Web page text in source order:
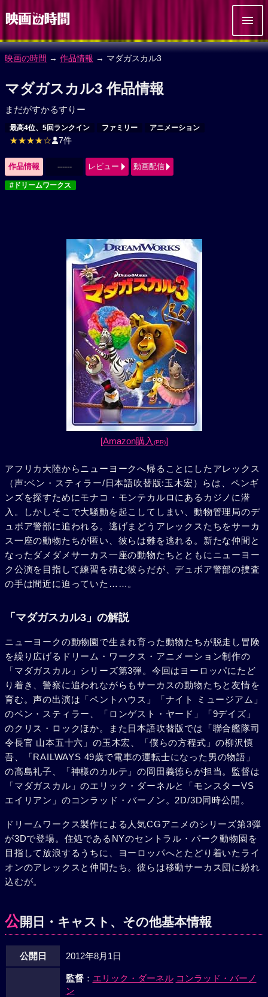
映画の時間 → 作品情報 → マダガスカル3
マダガスカル3 作品情報
まだがすかるすりー
最高4位、5回ランクイン ファミリー アニメーション
★★★★☆ 7件
作品情報 ------ レビュー 動画配信
#ドリームワークス
[Amazon購入 (PR)]
アフリカ大陸からニューヨークへ帰ることにしたアレックス
（声:ベン・スティラー/日本語吹替版:玉木宏）らは、ペンギ
ンズを探すためにモナコ・モンテカルロにあるカジノに潜
入。しかしそこで大騒動を起こしてしまい、動物管理局のデ
ュボア警部に追われる。逃げまどうアレックスたちをサーカ
ス一座の動物たちが匿い、彼らは難を逃れる。新たな仲間と
なったダメダメサーカス一座の動物たちとともにニューヨー
ク公演を目指して練習を積む彼らだが、デュボア警部の捜査
の手は間近に迫っていた……。
「マダガスカル3」の解説
ニューヨークの動物園で生まれ育った動物たちが脱走し冒険
を繰り広げるドリーム・ワークス・アニメーション制作の
「マダガスカル」シリーズ第3弾。今回はヨーロッパにたど
り着き、警察に追われながらもサーカスの動物たちと友情を
育む。声の出演は「ペントハウス」「ナイト ミュージアム」
のベン・スティラー、「ロンゲスト・ヤード」「9デイズ」
のクリス・ロックほか。また日本語吹替版では「聯合艦隊司
令長官 山本五十六」の玉木宏、「僕らの方程式」の柳沢慎
吾、「RAILWAYS 49歳で電車の運転士になった男の物語」
の高島礼子、「神様のカルテ」の岡田義徳らが担当。監督は
「マダガスカル」のエリック・ダーネルと「モンスターVS
エイリアン」のコンラッド・バーノン。2D/3D同時公開。
ドリームワークス製作による人気CGアニメのシリーズ第3弾
が3Dで登場。住処であるNYのセントラル・パーク動物園を
目指して放浪するうちに、ヨーロッパへとたどり着いたライ
オンのアレックスと仲間たち。彼らは移動サーカス団に紛れ
込むが。
公開日・キャスト、その他基本情報
公開日 2012年8月1日
監督： エリック・ダーネル コンラッド・バーノ
ン